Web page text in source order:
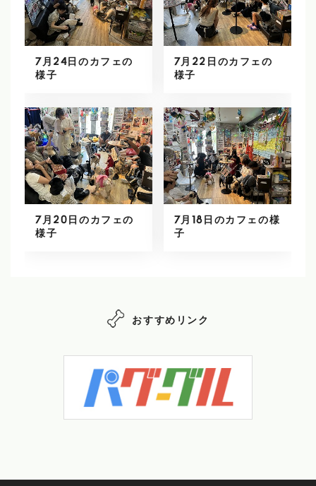
7月24日のカフェの
様子
7月22日のカフェの
様子
7月20日のカフェの
様子
7月18日のカフェの様
子
おすすめリンク